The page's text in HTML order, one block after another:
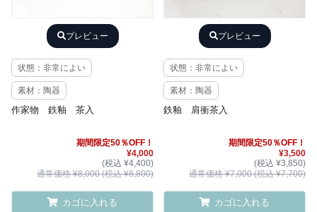
プレビュー
状態：非常によい
素材：陶器
作家物 鉄釉 茶入
期間限定50％OFF！
¥4,000
(税込 ¥4,400)
通常価格 ¥8,000 (税込 ¥8,800)
カゴに入れる
プレビュー
状態：非常によい
素材：陶器
鉄釉 肩衝茶入
期間限定50％OFF！
¥3,500
(税込 ¥3,850)
通常価格 ¥7,000 (税込 ¥7,700)
カゴに入れる